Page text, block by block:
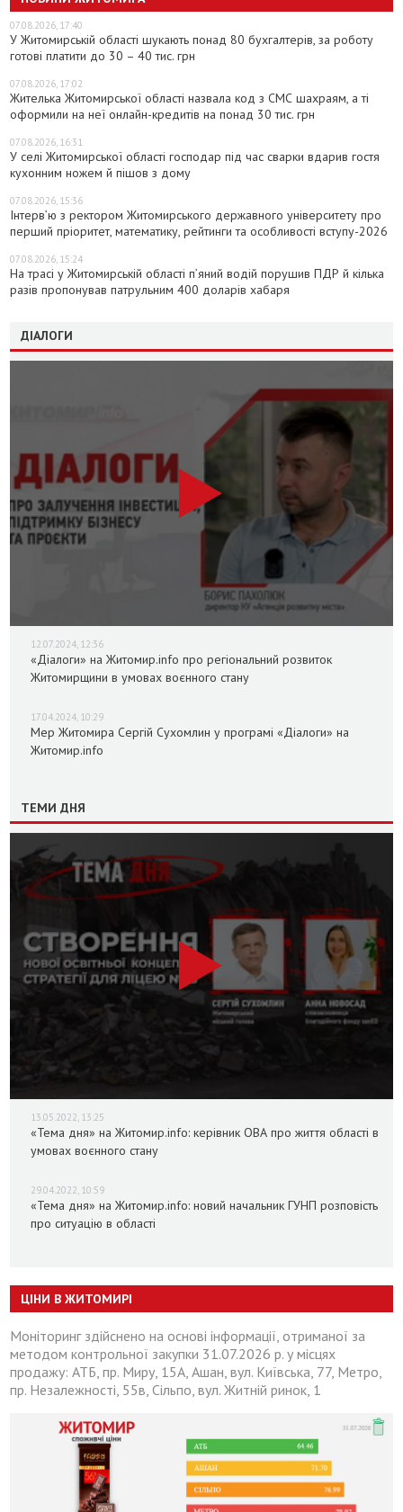
07.08.2026, 17:40
У Житомирській області шукають понад 80 бухгалтерів, за роботу
готові платити до 30 – 40 тис. грн
07.08.2026, 17:02
Жителька Житомирської області назвала код з СМС шахраям, а ті
оформили на неї онлайн-кредитів на понад 30 тис. грн
07.08.2026, 16:31
У селі Житомирської області господар під час сварки вдарив гостя
кухонним ножем й пішов з дому
07.08.2026, 15:36
Інтерв’ю з ректором Житомирського державного університету про
перший пріоритет, математику, рейтинги та особливості вступу-2026
07.08.2026, 15:24
На трасі у Житомирській області п’яний водій порушив ПДР й кілька
разів пропонував патрульним 400 доларів хабаря
ДІАЛОГИ
12.07.2024, 12:36
«Діалоги» на Житомир.info про регіональний розвиток
Житомирщини в умовах воєнного стану
17.04.2024, 10:29
Мер Житомира Сергій Сухомлин у програмі «Діалоги» на
Житомир.info
ТЕМИ ДНЯ
13.05.2022, 13:25
«Тема дня» на Житомир.info: керівник ОВА про життя області в
умовах воєнного стану
29.04.2022, 10:59
«Тема дня» на Житомир.info: новий начальник ГУНП розповість
про ситуацію в області
ЦІНИ В ЖИТОМИРІ
Моніторинг здійснено на основі інформації, отриманої за
методом контрольної закупки 31.07.2026 р. у місцях
продажу: АТБ, пр. Миру, 15А, Ашан, вул. Київська, 77, Метро,
пр. Незалежності, 55в, Сільпо, вул. Житній ринок, 1